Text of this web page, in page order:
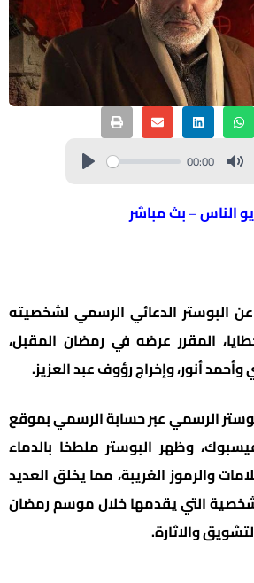
00:00
الناس – بث مباشر
الدعائي الرسمي لشخصيته
المقرر عرضه في رمضان المقبل،
أنور، وإخراج رؤوف عبد العزيز.
الرسمي عبر حسابة الرسمي بموقع
وظهر البوستر ملطخا بالدماء
والرموز الغريبة، مما يخلق العديد
التي يقدمها خلال موسم رمضان